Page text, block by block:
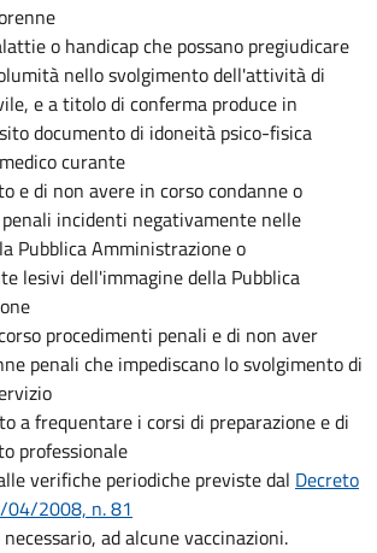
o handicap che possano pregiudicare
nello svolgimento dell'attività di
e a titolo di conferma produce in
documento di idoneità psico-fisica
curante
e di non avere in corso condanne o
incidenti negativamente nelle
Pubblica Amministrazione o
lesivi dell'immagine della Pubblica
procedimenti penali e di non aver
penali che impediscano lo svolgimento di
a frequentare i corsi di preparazione e di
professionale
verifiche periodiche previste dal Decreto
04/2008, n. 81
ad alcune vaccinazioni.